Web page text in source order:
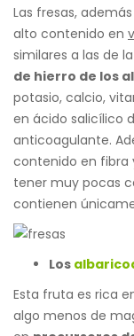
Las fresas,
alto contenido en
similares a las de
de hierro de los
potasio, calcio,
en ácido salicílico
anticoagulante.
contenido en fibra
tener muy pocas
contienen
Los
Esta fruta es rica
algo menos de